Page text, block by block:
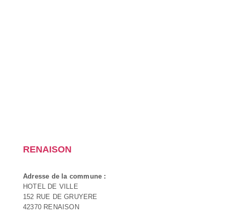
RENAISON
Adresse de la commune :
HOTEL DE VILLE
152 RUE DE GRUYERE
42370 RENAISON